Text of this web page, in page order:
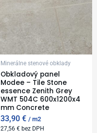
Minerálne stenové obklady
Obkladový panel
Modee – Tile Stone
essence Zenith Grey
WMT 504C 600x1200x4
mm Concrete
33,90€ m2
27,56€ bez DPH